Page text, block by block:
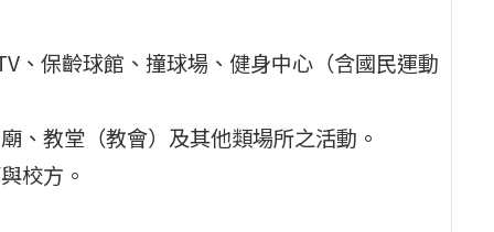
、保齡球館、撞球場、健身中心（含國民運動
、教堂（教會）及其他類場所之活動。
校方。